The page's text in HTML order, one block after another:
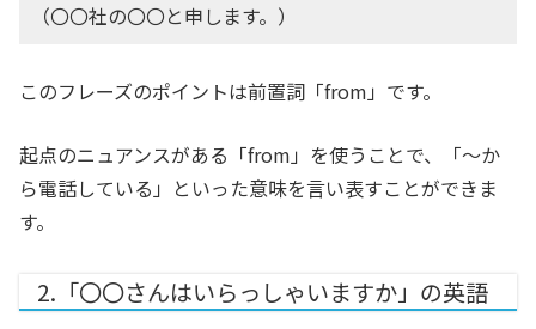
（〇〇社の〇〇と申します。）
このフレーズのポイントは前置詞「from」です。
起点のニュアンスがある「from」を使うことで、「〜か
ら電話している」といった意味を言い表すことができま
す。
2.「〇〇さんはいらっしゃいますか」の英語